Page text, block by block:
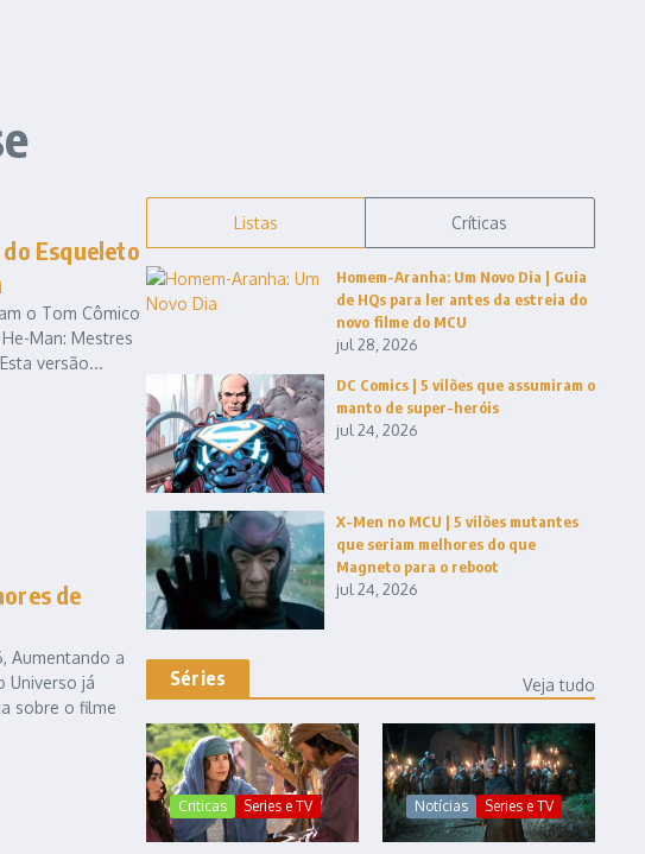
Esqueleto
o Tom Cômico
Man: Mestres
versão...
de
Aumentando a
Universo já
sobre o filme
Listas Críticas
Homem-Aranha: Um Novo Dia | Guia
de HQs para ler antes da estreia do
novo filme do MCU
jul 28, 2026
DC Comics | 5 vilões que assumiram o
manto de super-heróis
jul 24, 2026
X-Men no MCU | 5 vilões mutantes
que seriam melhores do que
Magneto para o reboot
jul 24, 2026
Séries Veja tudo
Criticas Series e TV Notícias Series e TV